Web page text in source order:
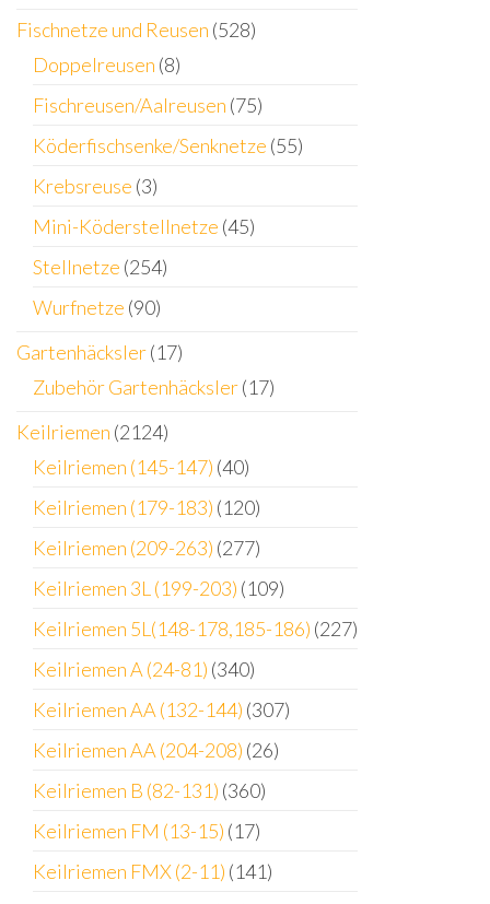
Fischnetze und Reusen (528)
Doppelreusen (8)
Fischreusen/Aalreusen (75)
Köderfischsenke/Senknetze (55)
Krebsreuse (3)
Mini-Köderstellnetze (45)
Stellnetze (254)
Wurfnetze (90)
Gartenhäcksler(17)
Zubehör Gartenhäcksler(17)
Keilriemen (2124)
Keilriemen (145-147) (40)
Keilriemen (179-183) (120)
Keilriemen (209-263) (277)
Keilriemen 3L (199-203) (109)
Keilriemen 5L(148-178,185-186) (227)
Keilriemen A (24-81) (340)
Keilriemen AA (132-144) (307)
Keilriemen AA (204-208) (26)
Keilriemen B (82-131) (360)
Keilriemen FM (13-15) (17)
Keilriemen FMX (2-11) (141)